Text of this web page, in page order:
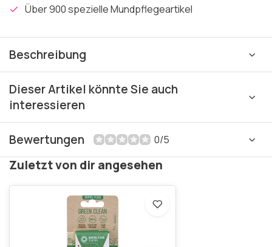
Über 900 spezielle Mundpflegeartikel
Beschreibung
Dieser Artikel könnte Sie auch
interessieren
Bewertungen 0/5
Zuletzt von dir angesehen